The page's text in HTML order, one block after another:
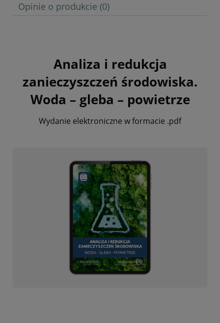
Opinie o produkcie (0)
Analiza i redukcja
zanieczyszczeń środowiska.
Woda – gleba – powietrze
Wydanie elektroniczne w formacie .pdf